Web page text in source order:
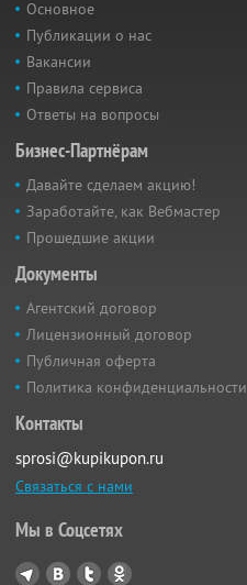
Основное
Публикации о нас
Вакансии
Правила сервиса
Ответы на вопросы
Бизнес-Партнёрам
Давайте сделаем акцию!
Заработайте, как Вебмастер
Прошедшие акции
Документы
Агентский договор
Лицензионный договор
Публичная оферта
Политика конфиденциальности
Контакты
sprosi@kupikupon.ru
Связаться с нами
Мы в Соцсетях